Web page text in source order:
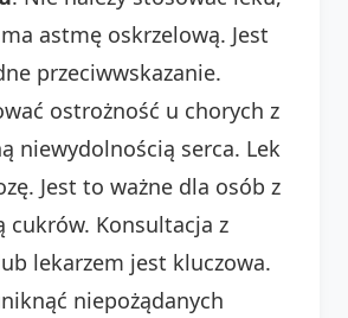
astmę oskrzelową. Jest
przeciwwskazanie.
ostrożność u chorych z
niewydolnością serca. Lek
Jest to ważne dla osób z
cukrów. Konsultacja z
lekarzem jest kluczowa.
niepożądanych